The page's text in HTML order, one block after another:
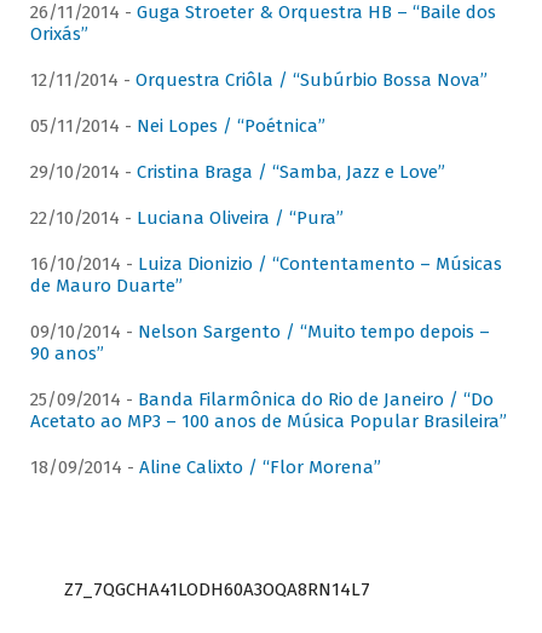
26/11/2014 - Guga Stroeter & Orquestra HB – “Baile dos
Orixás”
12/11/2014 - Orquestra Criôla / “Subúrbio Bossa Nova”
05/11/2014 - Nei Lopes / “Poétnica”
29/10/2014 - Cristina Braga / “Samba, Jazz e Love”
22/10/2014 - Luciana Oliveira / “Pura”
16/10/2014 - Luiza Dionizio / “Contentamento – Músicas
de Mauro Duarte”
09/10/2014 - Nelson Sargento / “Muito tempo depois –
90 anos”
25/09/2014 - Banda Filarmônica do Rio de Janeiro / “Do
Acetato ao MP3 – 100 anos de Música Popular Brasileira”
18/09/2014 - Aline Calixto / “Flor Morena”
Z7_7QGCHA41LODH60A3OQA8RN14L7